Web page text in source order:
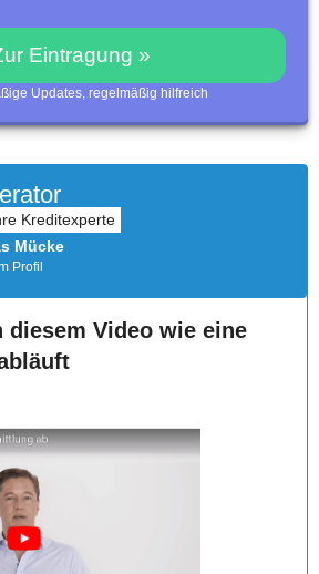
Eintragung »
Updates, regelmäßig hilfreich
Mücke
Profil
diesem Video wie eine